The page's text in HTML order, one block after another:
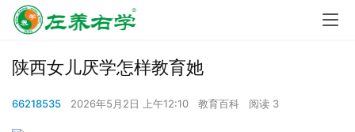
陕西女儿厌学怎样教育她
66218535 2026年5月2日 上午12:10 教育百科 阅读 3